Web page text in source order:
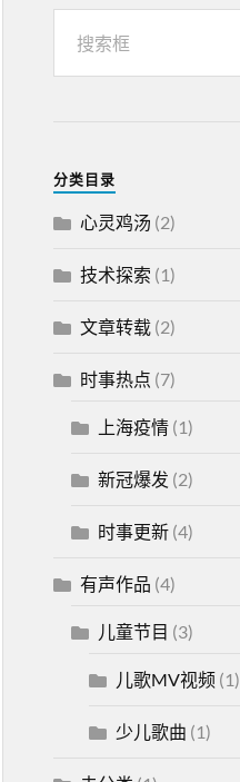
分类目录
心灵鸡汤 (2)
技术探索 (1)
文章转载(2)
时事热点 (7)
上海疫情(1)
新冠爆发 (2)
时事更新(4)
有声作品 (4)
儿童节目 (3)
儿歌MV视频(1)
少儿歌曲 (1)